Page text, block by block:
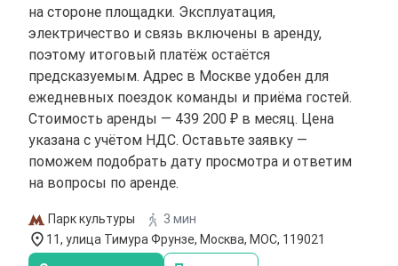
на стороне площадки. Эксплуатация,
электричество и связь включены в аренду,
поэтому итоговый платёж остаётся
предсказуемым. Адрес в Москве удобен для
ежедневных поездок команды и приёма гостей.
Стоимость аренды — 439 200 ₽ в месяц. Цена
указана с учётом НДС. Оставьте заявку —
поможем подобрать дату просмотра и ответим
на вопросы по аренде.
Парк культуры
3 мин
11, улица Тимура Фрунзе, Москва, МОС, 119021